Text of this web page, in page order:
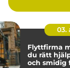
03.
Flyttfirma malmö
du rätt
och smidig